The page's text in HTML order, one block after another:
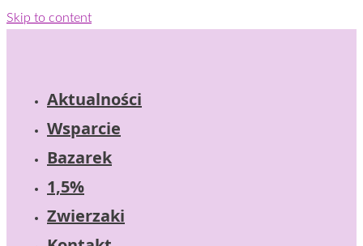
Skip to content
Aktualności
Wsparcie
Bazarek
1,5%
Zwierzaki